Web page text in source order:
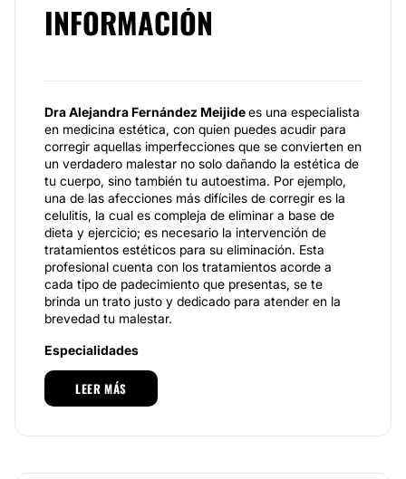
INFORMACIÓN
Dra Alejandra Fernández Meijidees una especialista
en medicina estética, con quien puedes acudir para
corregir aquellas imperfecciones que se convierten en
un verdadero malestar no solo dañando la estética de
tu cuerpo, sino también tu autoestima. Por ejemplo,
una de las afecciones más difíciles de corregir es la
celulitis, la cual es compleja de eliminar a base de
dieta y ejercicio; es necesario la intervención de
tratamientos estéticos para su eliminación. Esta
profesional cuenta con los tratamientos acorde a
cada tipo de padecimiento que presentas, se te
brinda un trato justo y dedicado para atender en la
brevedad tu malestar.
Especialidades
Los servicios que pone a tu alcance son amplios,
todos ellos diseñados para atender tu belleza de
LEER MÁS